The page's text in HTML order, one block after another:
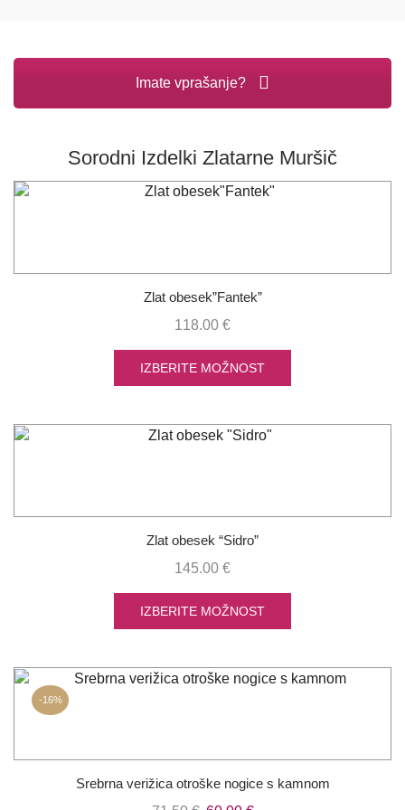
Imate vprašanje?
Sorodni Izdelki Zlatarne Muršič
Zlat obesek”Fantek”
118.00 €
IZBERITE MOŽNOST
Zlat obesek “Sidro”
145.00 €
IZBERITE MOŽNOST
-16%
Srebrna verižica otroške nogice s kamnom